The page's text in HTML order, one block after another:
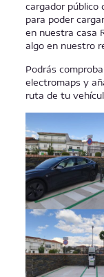
cargador público
para poder
en nuestra casa
algo en nuestro
Podrás
electromaps y
ruta de tu